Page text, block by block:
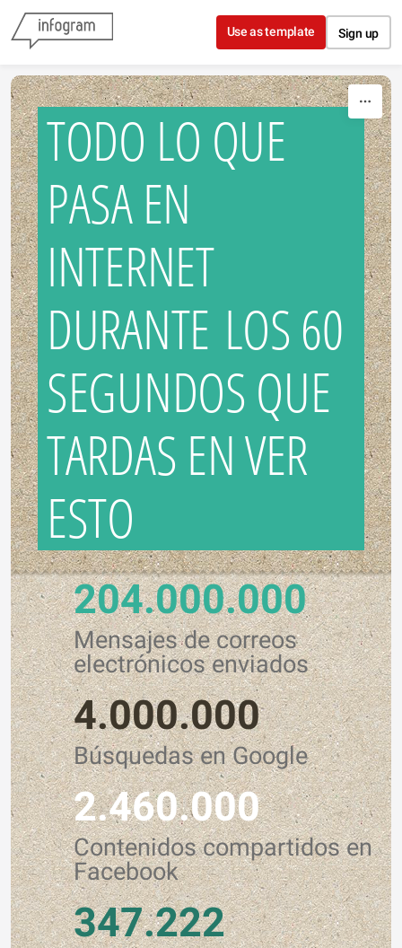
Skip to content
Use as template Sign up
TODO LO QUE
PASA EN
INTERNET
DURANTE LOS 60
SEGUNDOS QUE
TARDAS EN VER
ESTO
204.000.000
Mensajes de correos
electrónicos enviados
4.000.000
Búsquedas en Google
2.460.000
Contenidos compartidos en
Facebook
347.222